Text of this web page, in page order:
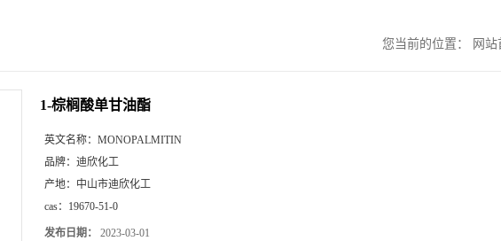
您当前的位置： 网站
1-棕榈酸单甘油酯
英文名称： MONOPALMITIN
品牌： 迪欣化工
产地： 中山市迪欣化工
cas： 19670-51-0
发布日期： 2023-03-01